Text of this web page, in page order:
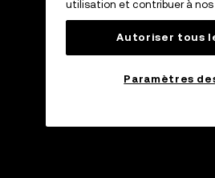
utilisation et contribuer à
Autoriser tous
Paramètres